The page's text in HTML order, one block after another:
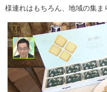
様連れはもちろん、地域の集ま